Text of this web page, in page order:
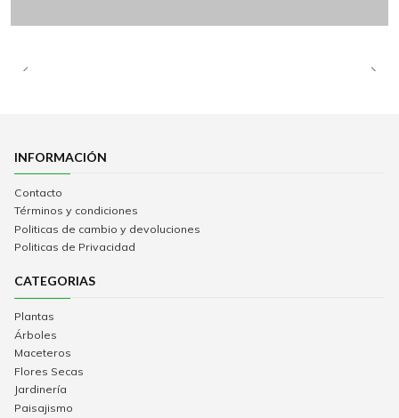
INFORMACIÓN
Contacto
Términos y condiciones
Politicas de cambio y devoluciones
Politicas de Privacidad
CATEGORIAS
Plantas
Árboles
Maceteros
Flores Secas
Jardinería
Paisajismo